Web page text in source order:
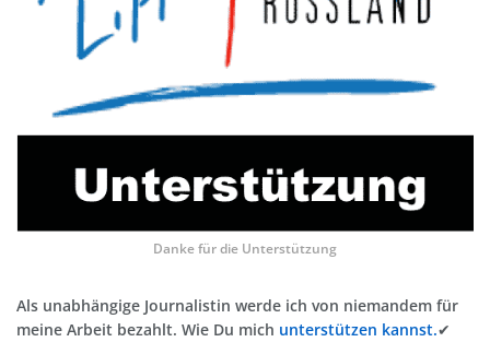
Danke für die Unterstützung
Als unabhängige Journalistin werde ich von niemandem für
meine Arbeit bezahlt. Wie Du mich unterstützen kannst.✔